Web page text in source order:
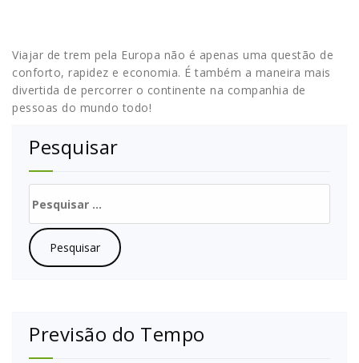
Viajar de trem pela Europa não é apenas uma questão de
conforto, rapidez e economia. É também a maneira mais
divertida de percorrer o continente na companhia de
pessoas do mundo todo!
Pesquisar
por:
Previsão do Tempo